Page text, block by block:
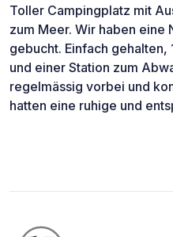
Toller Campingplatz mit
zum Meer. Wir haben eine
gebucht. Einfach gehalten,
und einer Station zum
regelmässig vorbei und
hatten eine ruhige und